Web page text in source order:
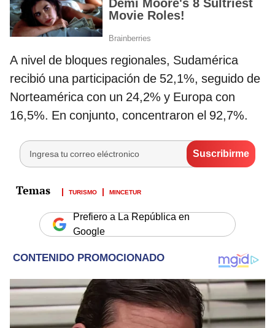
A nivel de bloques regionales, Sudamérica
recibió una participación de 52,1%, seguido de
Norteamérica con un 24,2% y Europa con
16,5%. En conjunto, concentraron el 92,7%.
TURISMO MINCETUR
Prefiero a La República en
Google